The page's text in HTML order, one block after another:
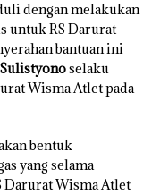
dengan melakukan
untuk RS Darurat
bantuan ini
selaku
Wisma Atlet pada
bentuk
yang selama
Darurat Wisma Atlet